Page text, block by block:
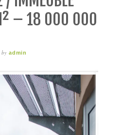
– 18 000 000
byadmin